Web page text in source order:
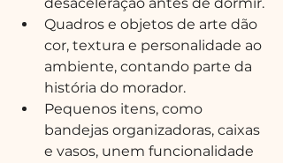
Quadros e objetos de arte dão
cor, textura e personalidade ao
ambiente, contando parte da
história do morador.
Pequenos itens, como
bandejas organizadoras, caixas
e vasos, unem funcionalidade